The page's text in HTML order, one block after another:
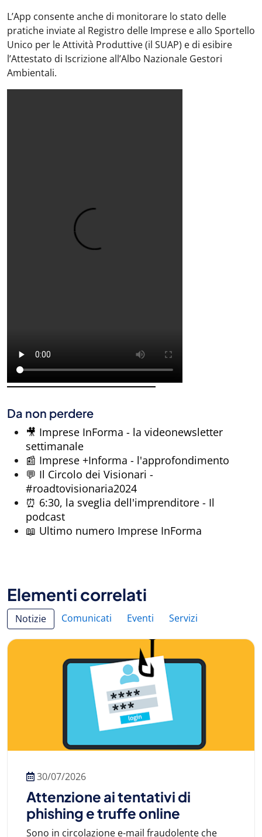
L’App consente anche di monitorare lo stato delle
pratiche inviate al Registro delle Imprese e allo Sportello
Unico per le Attività Produttive (il SUAP) e di esibire
l’Attestato di Iscrizione all’Albo Nazionale Gestori
Ambientali.
Da non perdere
🎥 Imprese InForma - la videonewsletter
settimanale
📰 Imprese +Informa - l'approfondimento
💬 Il Circolo dei Visionari -
#roadtovisionaria2024
⏰ 6:30, la sveglia dell'imprenditore - Il
podcast
📖 Ultimo numero Imprese InForma
Elementi correlati
Notizie Comunicati Eventi Servizi
30/07/2026
Attenzione ai tentativi di
phishing e truffe online
Sono in circolazione e-mail fraudolente che